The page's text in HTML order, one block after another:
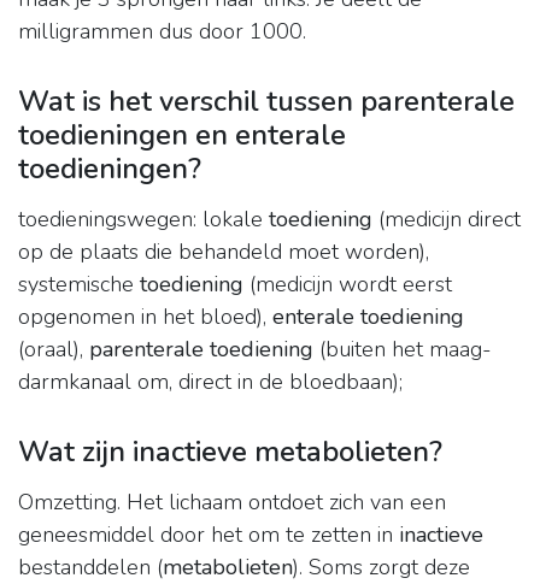
milligrammen dus door 1000.
Wat is het verschil tussen parenterale
toedieningen en enterale
toedieningen?
toedieningswegen: lokale toediening (medicijn direct
op de plaats die behandeld moet worden),
systemische toediening (medicijn wordt eerst
opgenomen in het bloed), enterale toediening
(oraal), parenterale toediening (buiten het maag-
darmkanaal om, direct in de bloedbaan);
Wat zijn inactieve metabolieten?
Omzetting. Het lichaam ontdoet zich van een
geneesmiddel door het om te zetten in inactieve
bestanddelen (metabolieten). Soms zorgt deze